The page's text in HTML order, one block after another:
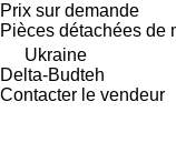
Prix sur demande
Pièces détachées de
Ukraine
Delta-Budteh
Contacter le vendeur